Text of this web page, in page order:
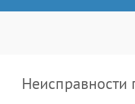
Неисправности